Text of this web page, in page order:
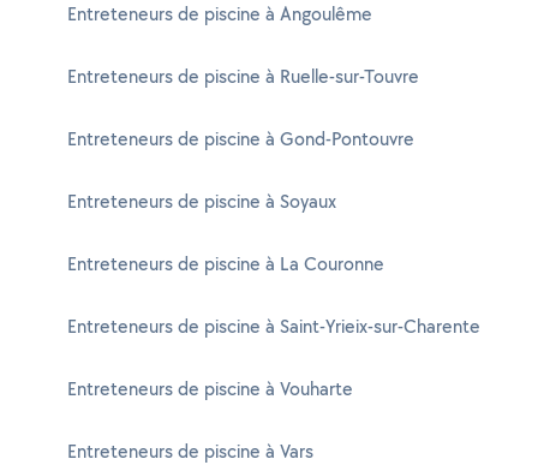
Entreteneurs de piscine à Angoulême
Entreteneurs de piscine à Ruelle-sur-Touvre
Entreteneurs de piscine à Gond-Pontouvre
Entreteneurs de piscine à Soyaux
Entreteneurs de piscine à La Couronne
Entreteneurs de piscine à Saint-Yrieix-sur-Charente
Entreteneurs de piscine à Vouharte
Entreteneurs de piscine à Vars